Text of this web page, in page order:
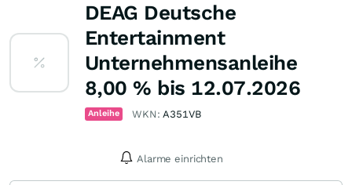
DEAG Deutsche
Entertainment
Unternehmensanleihe
8,00 % bis 12.07.2026
Anleihe WKN:A351VB
Alarme einrichten